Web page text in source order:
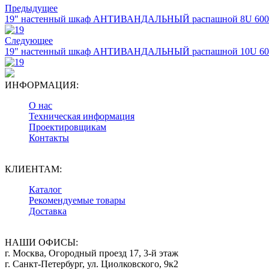
Предыдущее
19" настенный шкаф АНТИВАНДАЛЬНЫЙ распашной 8U
Следующее
19" настенный шкаф АНТИВАНДАЛЬНЫЙ распашной 10U
ИНФОРМАЦИЯ:
О нас
Техническая информация
Проектировщикам
Контакты
КЛИЕНТАМ:
Каталог
Рекомендуемые товары
Доставка
НАШИ ОФИСЫ:
г. Москва, Огородный проезд 17, 3-й этаж
г. Санкт-Петербург, ул. Циолковского, 9к2